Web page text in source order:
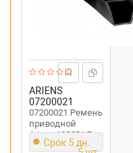
ARIENS
07200021
07200021 Ремень
приводной
Ariens 1328DLE
Срок 5 дн.